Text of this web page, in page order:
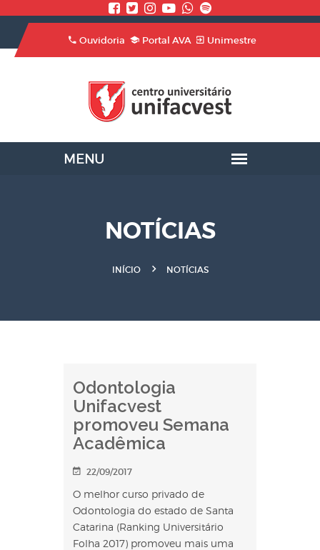
Ouvidoria Portal AVA Unimestre
NOTÍCIAS
INÍCIO NOTÍCIAS
Odontologia
Unifacvest
promoveu Semana
Acadêmica
22/09/2017
O melhor curso privado de
Odontologia do estado de Santa
Catarina (Ranking Universitário
Folha 2017) promoveu mais uma